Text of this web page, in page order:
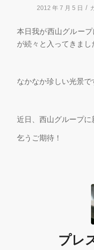
2012 年 7 月 5 日 /
本日我が西山グルー
が続々と入ってきまし
なかなか珍しい光景で
近日、西山グループに
乞うご期待！
プレ